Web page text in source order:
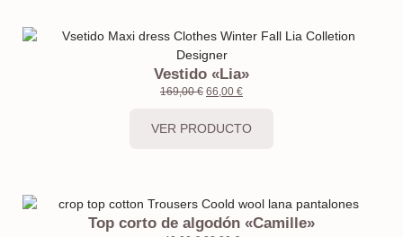
Vestido «Lia»
169,00€ 66,00 €
VER PRODUCTO
Top corto de algodón «Camille»